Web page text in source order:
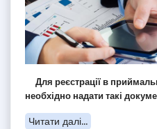
Для реєстрації в
необхідно надати такі
Читати далі...